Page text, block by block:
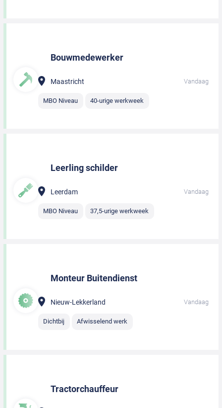
Bouwmedewerker
Maastricht Vandaag
MBO Niveau 40-urige werkweek
Leerling schilder
Leerdam Vandaag
MBO Niveau 37,5-urige werkweek
Monteur Buitendienst
Nieuw-Lekkerland Vandaag
Dichtbij Afwisselend werk
Tractorchauffeur